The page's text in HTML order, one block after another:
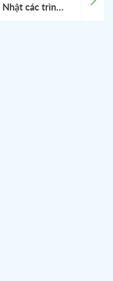
Chiêu sinh khai giảng lớp tiếng Nhật các trình độ 05/2025